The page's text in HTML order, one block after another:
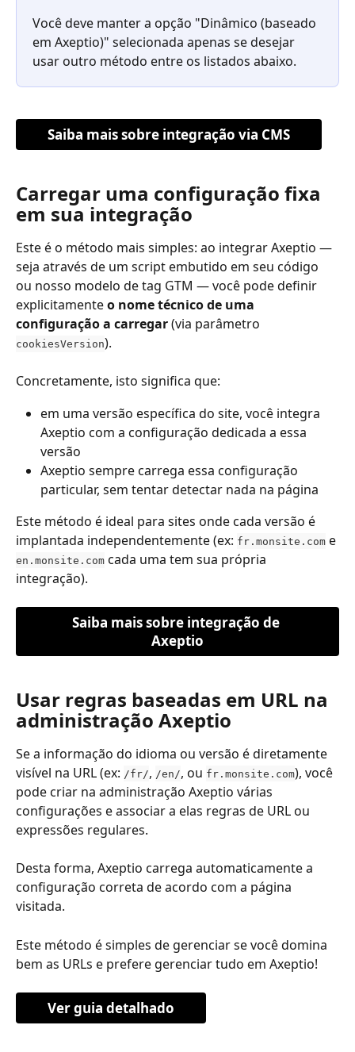
Você deve manter a opção "Dinâmico (baseado
em Axeptio)" selecionada apenas se desejar
usar outro método entre os listados abaixo.
Saiba mais sobre integração via CMS
Carregar uma configuração fixa
em sua integração
Este é o método mais simples: ao integrar Axeptio —
seja através de um script embutido em seu código
ou nosso modelo de tag GTM — você pode definir
explicitamente o nome técnico de uma
configuração a carregar (via parâmetro
cookiesVersion).
Concretamente, isto significa que:
em uma versão específica do site, você integra
Axeptio com a configuração dedicada a essa
versão
Axeptio sempre carrega essa configuração
particular, sem tentar detectar nada na página
Este método é ideal para sites onde cada versão é
implantada independentemente (ex: fr.monsite.com e
en.monsite.com cada uma tem sua própria
integração).
Saiba mais sobre integração de
Axeptio
Usar regras baseadas em URL na
administração Axeptio
Se a informação do idioma ou versão é diretamente
visível na URL (ex: /fr/, /en/, ou fr.monsite.com), você
pode criar na administração Axeptio várias
configurações e associar a elas regras de URL ou
expressões regulares.
Desta forma, Axeptio carrega automaticamente a
configuração correta de acordo com a página
visitada.
Este método é simples de gerenciar se você domina
bem as URLs e prefere gerenciar tudo em Axeptio!
Ver guia detalhado